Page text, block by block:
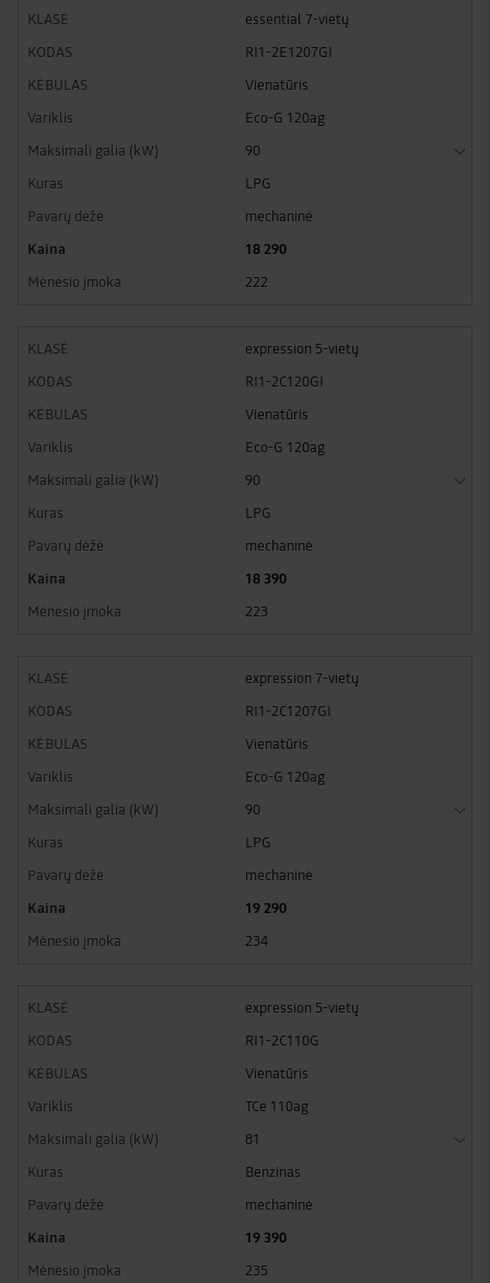
essential 7-vietų
RI1-2E1207GI
Vienatūris
Eco-G 120ag
90
LPG
mechaninė
18 290
222
expression 5-vietų
RI1-2C120GI
Vienatūris
Eco-G 120ag
90
LPG
mechaninė
18 390
223
expression 7-vietų
RI1-2C1207GI
Vienatūris
Eco-G 120ag
90
LPG
mechaninė
19 290
234
expression 5-vietų
RI1-2C110G
Vienatūris
TCe 110ag
81
Benzinas
mechaninė
19 390
235